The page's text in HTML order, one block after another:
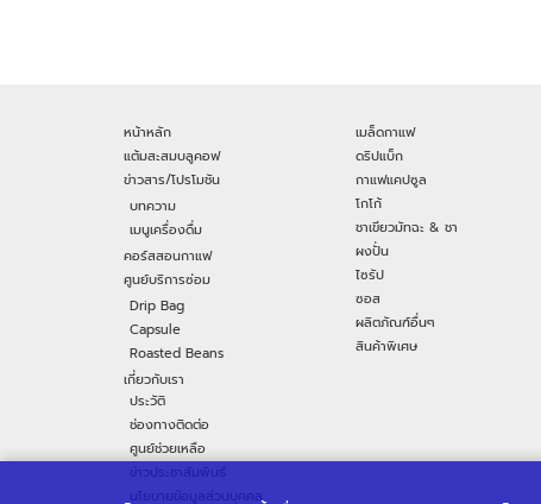
หน้าหลัก
แต้มสะสมบลูคอฟ
ข่าวสาร/โปรโมชัน
บทความ
เมนูเครื่องดื่ม
คอร์สสอนกาแฟ
ศูนย์บริการซ่อม
Drip Bag
Capsule
Roasted Beans
เกี่ยวกับเรา
ประวัติ
ช่องทางติดต่อ
ศูนย์ช่วยเหลือ
ข่าวประชาสัมพันธ์
นโยบายข้อมูลส่วนบุคคล
เมล็ดกาแฟ
ดริปแบ็ก
กาแฟแคปซูล
โกโก้
ชาเขียวมัทฉะ & ชา
ผงปั่น
ไซรัป
ซอส
ผลิตภัณฑ์อื่นๆ
สินค้าพิเศษ